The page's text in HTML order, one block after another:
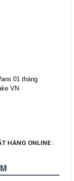
01 tháng
VN
HÀNG ONLINE :